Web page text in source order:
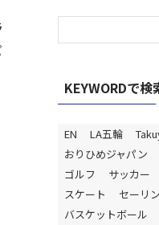
KEYWORDで検
EN LA五輪
おりひめジャパン
ゴルフ
サッカー
スケート
セーリ
バスケットボール